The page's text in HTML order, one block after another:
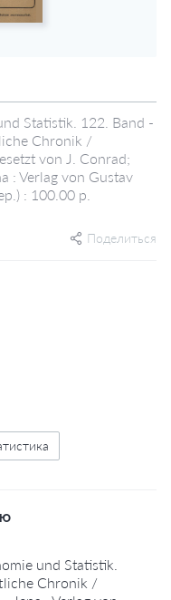
Statistik. 122. Band -
Chronik /
von J. Conrad;
: Verlag von Gustav
: 100.00 р.
Поделиться
und Statistik.
Chronik /